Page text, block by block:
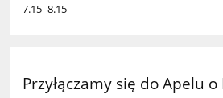
7.15 -8.15
Przyłączamy się do Apelu o